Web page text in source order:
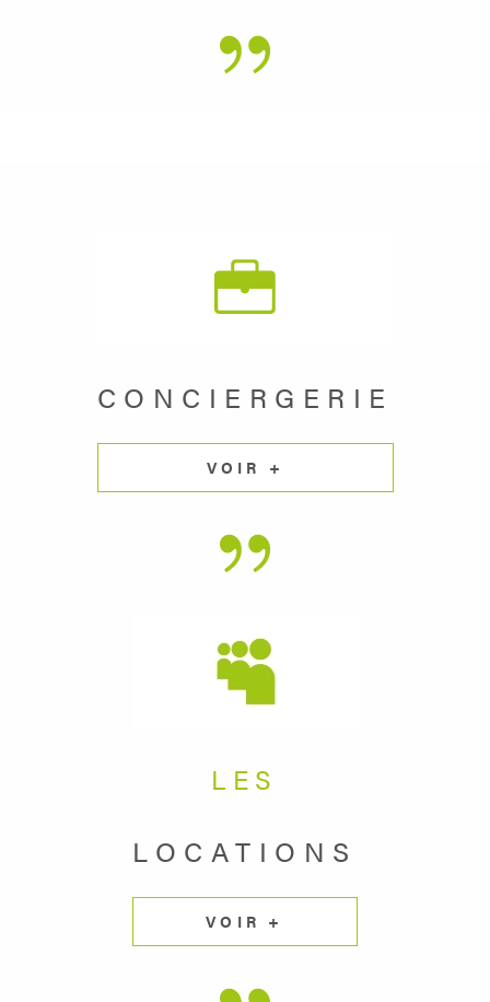
LES
LOCATIONS
VOIR +
CONCIERGERIE
VOIR +